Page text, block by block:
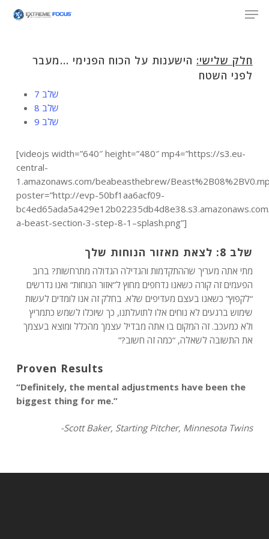
חלק שלישי: הישענות על הכוח הפנימי …מעבר
לפני השטח
שלב 7
שלב 8
שלב 9
[videojs width=”640″ height=”480″ mp4=”https://s3.eu-
central-
1.amazonaws.com/beabeasthebrew/
poster=”http://evp-50bf1aa6acf09-
a-beast-section-3-step-8-1–splash.png”]
שלב 8: לצאת מאזור הנוחות שלך
מתי אתה מעריך שההתקדמות והגדילה הגדולה מתרחשות? ברוב
הפעמים זה קורה כשאנו נדחפים מחוץ ל”אזור הנוחות” ואנו נדרשים
“לקפוץ” כשאנו בעצם מעדיפים שלא. בחלק זה אנו לומדים לעשות
שימוש ברגעים לא נוחים אלו לתועלתנו, כך שיוכלו לשמש כתמריץ
ולא כמעכב. זה המקום בו אתה מבדיל עצמך מהכלל ומוצא בעצמך
את התשובה לשאלה, “כמה זה חשוב?”
Proven Results
“Definitely, the mental adjustments have been the
biggest thing for me.”
-Scott Baker, Starting Pitcher, Minnesota Twins